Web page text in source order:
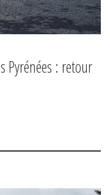
Pyrénées : retour